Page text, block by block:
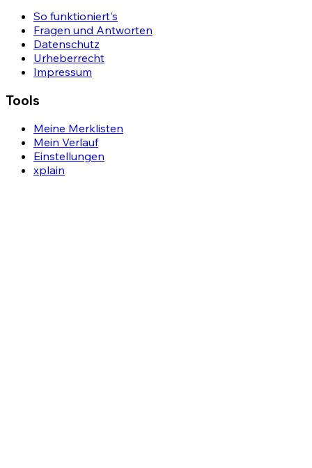
So funktioniert's
Fragen und Antworten
Datenschutz
Urheberrecht
Impressum
Tools
Meine Merklisten
Mein Verlauf
Einstellungen
xplain